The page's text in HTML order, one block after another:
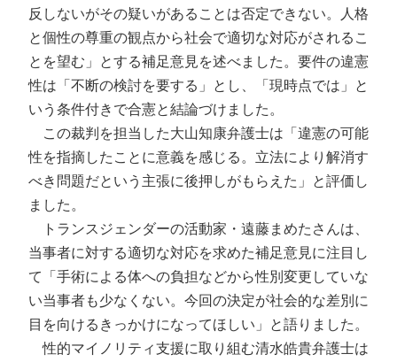
反しないがその疑いがあることは否定できない。人格
と個性の尊重の観点から社会で適切な対応がされるこ
とを望む」とする補足意見を述べました。要件の違憲
性は「不断の検討を要する」とし、「現時点では」と
いう条件付きで合憲と結論づけました。
この裁判を担当した大山知康弁護士は「違憲の可能
性を指摘したことに意義を感じる。立法により解消す
べき問題だという主張に後押しがもらえた」と評価し
ました。
トランスジェンダーの活動家・遠藤まめたさんは、
当事者に対する適切な対応を求めた補足意見に注目し
て「手術による体への負担などから性別変更していな
い当事者も少なくない。今回の決定が社会的な差別に
目を向けるきっかけになってほしい」と語りました。
性的マイノリティ支援に取り組む清水皓貴弁護士は